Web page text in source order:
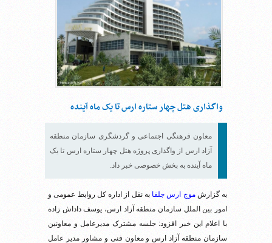
واگذاری هتل چهار ستاره ارس تا یک ماه آینده
معاون فرهنگی اجتماعی و گردشگری سازمان منطقه
آزاد ارس از واگذاری پروژه هتل چهار ستاره ارس تا یک
ماه آینده به بخش خصوصی خبر داد.
به گزارشموج ارس جلفا به نقل از اداره کل روابط عمومی و
امور بین الملل سازمان منطقه آزاد ارس، یوسف داداش زاده
با اعلام این خبر افزود: جلسه مشترک مدیرعامل و معاونین
سازمان منطقه آزاد ارس و معاون فنی و مشاور مدیر عامل